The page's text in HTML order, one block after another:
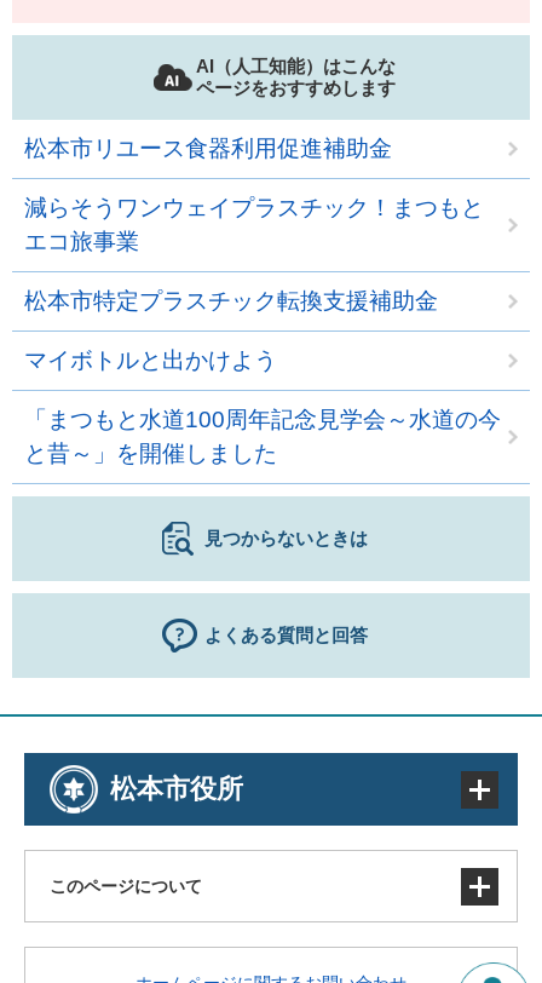
AI（人工知能）はこんな
ページをおすすめします
松本市リユース食器利用促進補助金
減らそうワンウェイプラスチック！まつもと
エコ旅事業
松本市特定プラスチック転換支援補助金
マイボトルと出かけよう
「まつもと水道100周年記念見学会～水道の今
と昔～」を開催しました
見つからないときは
よくある質問と回答
松本市役所
このページについて